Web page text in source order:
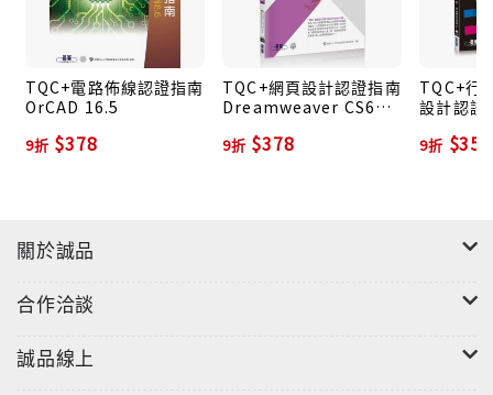
TQC+電路佈線認證指南
OrCAD 16.5
9折 $378
TQC+網頁設計認證指南
Dreamweaver CS6
9折 $378
TQC+行
設計認證
9折 $351
關於誠品
合作洽談
誠品線上